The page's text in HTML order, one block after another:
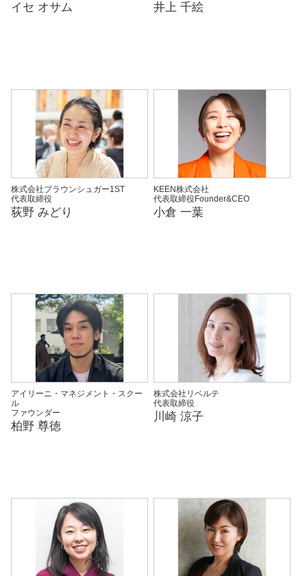
イセ オサム 井上 千絵
株式会社ブラウンシュガー1ST
代表取締役
荻野 みどり
KEEN株式会社
代表取締役Founder&CEO
小倉 一葉
アイリーニ・マネジメント・スクー
ル
ファウンダー
柏野 尊徳
株式会社リベルテ
代表取締役
川崎 涼子